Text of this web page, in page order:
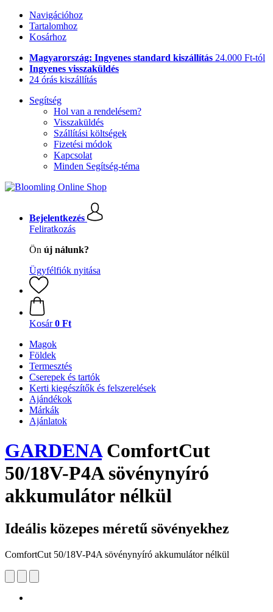
Navigációhoz
Tartalomhoz
Kosárhoz
Magyarország: Ingyenes standard kiszállítás 24.000 Ft-tól
Ingyenes visszaküldés
24 órás kiszállítás
Segítség
Hol van a rendelésem?
Visszaküldés
Szállítási költségek
Fizetési módok
Kapcsolat
Minden Segítség-téma
Bejelentkezés
Feliratkozás
Ön új nálunk?
Ügyfélfiók nyitása
Kosár 0 Ft
Magok
Földek
Termesztés
Cserepek és tartók
Kerti kiegészítők és felszerelések
Ajándékok
Márkák
Ajánlatok
GARDENAComfortCut
50/18V-P4A sövénynyíró
akkumulátor nélkül
Ideális közepes méretű sövényekhez
ComfortCut 50/18V-P4A sövénynyíró akkumulátor nélkül